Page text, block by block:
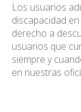
Los usuarios
discapacidad
derecho a
usuarios que
siempre y
en nuestras